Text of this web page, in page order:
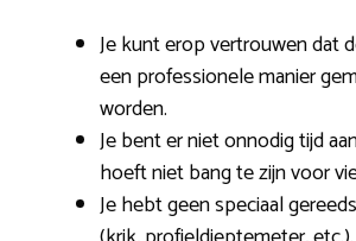
Je kunt erop vertrouwen dat
een professionele manier
worden.
Je bent er niet onnodig tijd
hoeft niet bang te zijn voor
Je hebt geen speciaal